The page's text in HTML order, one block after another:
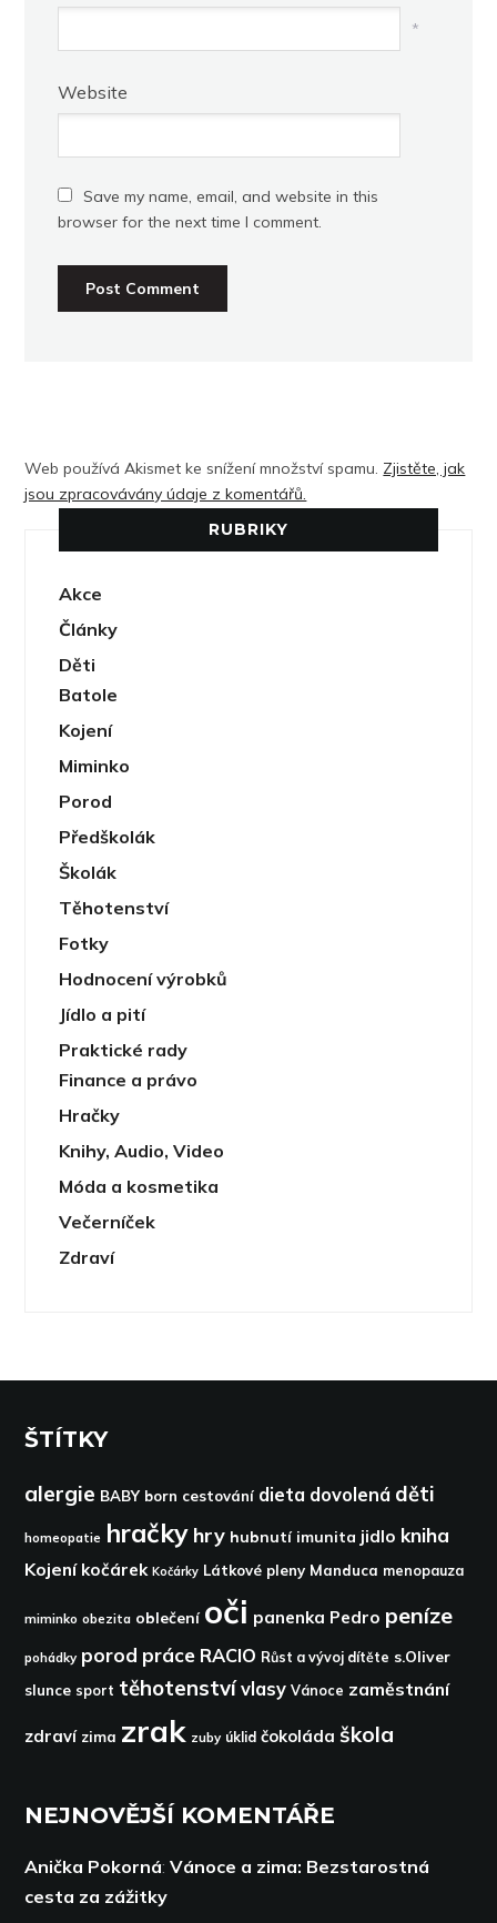
*
Website
Save my name, email, and website in this
browser for the next time I comment.
Web používá Akismet ke snížení množství spamu. Zjistěte, jak
jsou zpracovávány údaje z komentářů.
RUBRIKY
Akce
Články
Děti
Batole
Kojení
Miminko
Porod
Předškolák
Školák
Těhotenství
Fotky
Hodnocení výrobků
Jídlo a pití
Praktické rady
Finance a právo
Hračky
Knihy, Audio, Video
Móda a kosmetika
Večerníček
Zdraví
ŠTÍTKY
alergie BABY born cestování dieta dovolená děti
homeopatie hračky hry hubnutí imunita jidlo kniha
Kojení kočárek Kočárky Látkové pleny Manduca menopauza
miminko obezita oblečení oči panenka Pedro peníze
pohádky porod práce RACIO Růst a vývoj dítěte s.Oliver
slunce sport těhotenství vlasy Vánoce zaměstnání
zdraví zima zrak zuby úklid čokoláda škola
NEJNOVĚJŠÍ KOMENTÁŘE
Anička Pokorná:Vánoce a zima: Bezstarostná
cesta za zážitky